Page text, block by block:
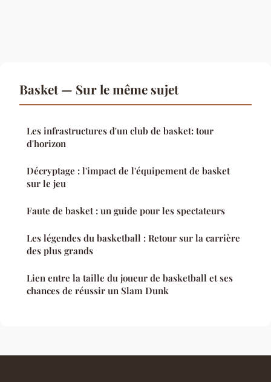
Basket — Sur le même sujet
Les infrastructures d'un club de basket: tour
d'horizon
Décryptage : l'impact de l'équipement de basket
sur le jeu
Faute de basket : un guide pour les spectateurs
Les légendes du basketball : Retour sur la carrière
des plus grands
Lien entre la taille du joueur de basketball et ses
chances de réussir un Slam Dunk